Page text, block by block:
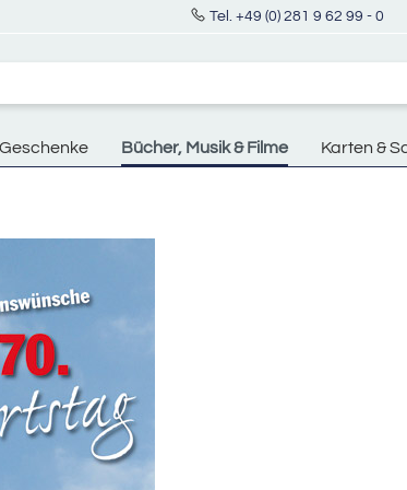
Tel. +49 (0) 281 9 62 99 - 0
Geschenke Bücher, Musik & Filme Karten &